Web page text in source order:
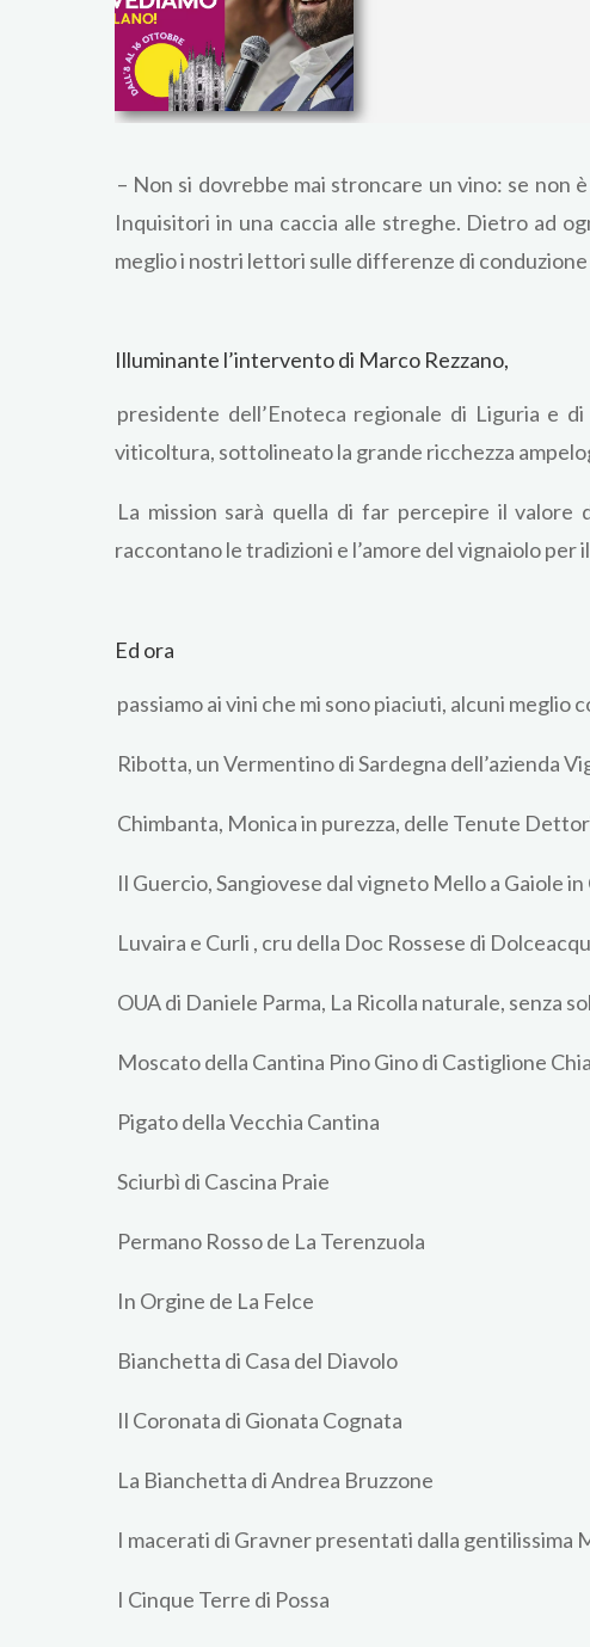
– Non si dovrebbe mai stroncare un vino: se non
Inquisitori in una caccia alle streghe. Dietro ad
meglio i nostri lettori sulle differenze di
Illuminante l’intervento di Marco Rezzano,
presidente dell’Enoteca regionale di Liguria e
viticoltura, sottolineato la grande ricchezza
La mission sarà quella di far percepire il valore
raccontano le tradizioni e l’amore del vignaiolo
Ed ora
passiamo ai vini che mi sono piaciuti, alcuni
Ribotta, un Vermentino di Sardegna dell’azienda
Chimbanta, Monica in purezza, delle Tenute
Il Guercio, Sangiovese dal vigneto Mello a Gaiole
Luvaira e Curli , cru della Doc Rossese di
OUA di Daniele Parma, La Ricolla naturale, senza
Moscato della Cantina Pino Gino di Castiglione
Pigato della Vecchia Cantina
Sciurbì di Cascina Praie
Permano Rosso de La Terenzuola
In Orgine de La Felce
Bianchetta di Casa del Diavolo
Il Coronata di Gionata Cognata
La Bianchetta di Andrea Bruzzone
I macerati di Gravner presentati dalla gentilissima
I Cinque Terre di Possa